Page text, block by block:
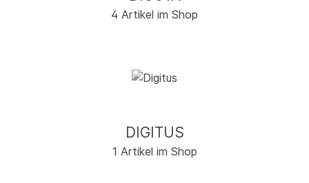
4 Artikel im Shop
DIGITUS
1 Artikel im Shop